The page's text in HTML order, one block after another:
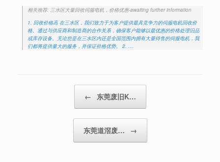
相关推荐: 三水区大量回收伺服电机，价格优惠-awaiting further information
1. 回收价格高 在三水区，我们致力于为客户提供最具竞争力的伺服电机回收价
格。通过与供应商和制造商的合作关系，确保客户能够以最优惠的价格处理旧品
或库存设备。无论您是在三水区内还是全国范围内拥有大量待售的伺服电机，我
们都将提供量大的服务，并保证价格优势。 2. …
← 东莞废旧K…
东莞道滘废… →